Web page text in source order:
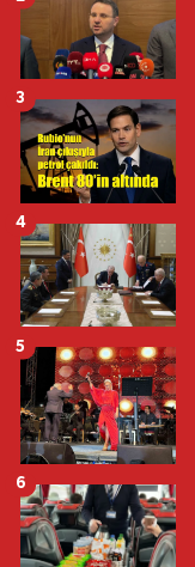
3
4
5
6